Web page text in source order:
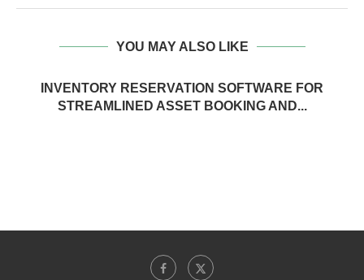
YOU MAY ALSO LIKE
INVENTORY RESERVATION SOFTWARE FOR
STREAMLINED ASSET BOOKING AND...